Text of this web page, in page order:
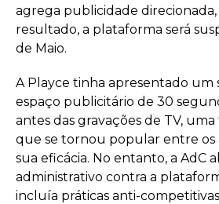
agrega publicidade direcionada,
resultado, a plataforma será
de Maio.
A Playce tinha apresentado um
espaço publicitário de 30
antes das gravações de TV,
que se tornou popular entre os
sua eficácia. No entanto, a AdC
administrativo contra a
incluía práticas anti-